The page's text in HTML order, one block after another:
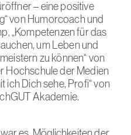
– eine positive
von Humorcoach und
„Kompetenzen für das
um Leben und
zu können“ von
Hochschule der Medien
ich Dich sehe, Profi“ von
Akademie.